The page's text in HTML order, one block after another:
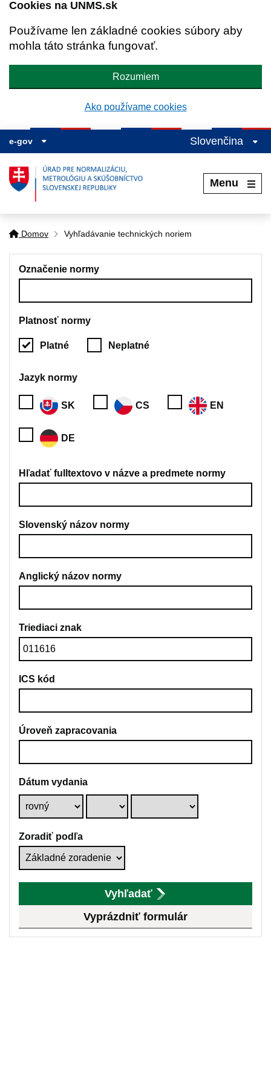
Cookies na UNMS.sk
Používame len základné cookies súbory aby
mohla táto stránka fungovať.
Rozumiem
Ako používame cookies
e-gov Slovenčina
Menu
Domov Vyhľadávanie technických noriem
Označenie normy
Platnosť normy
Platné Neplatné
Jazyk normy
SK CS EN
DE
Hľadať fulltextovo v názve a predmete normy
Slovenský názov normy
Anglický názov normy
Triediaci znak
ICS kód
Úroveň zapracovania
Dátum vydania
Zoradiť podľa
Vyhľadať
Vyprázdniť formulár